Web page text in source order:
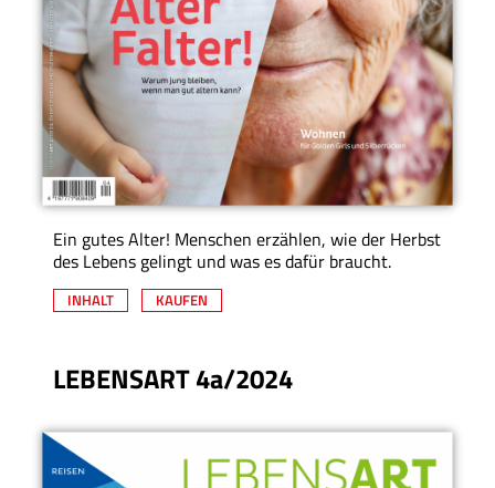
Ein gutes Alter! Menschen erzählen, wie der Herbst
des Lebens gelingt und was es dafür braucht.
INHALT KAUFEN
LEBENSART 4a/2024